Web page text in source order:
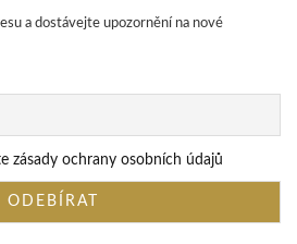
a dostávejte upozornění na nové
zásady ochrany osobních údajů